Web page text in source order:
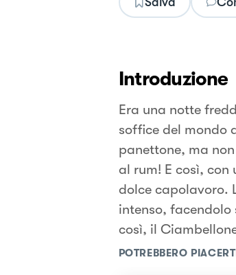
Introduzione
Era una notte
soffice del mondo
panettone, ma
al rum! E così,
dolce capolavoro.
intenso, facendolo
così, il
POTREBBERO